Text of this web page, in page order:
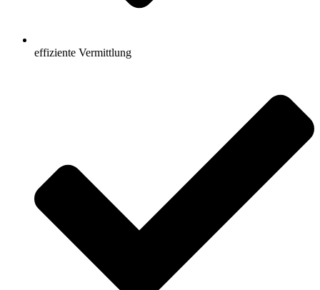
effiziente Vermittlung